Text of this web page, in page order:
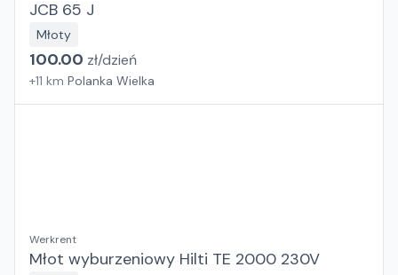
JCB 65 J
Młoty
100.00 zł/dzień
+11 km Polanka Wielka
Werkrent
Młot wyburzeniowy Hilti TE 2000 230V